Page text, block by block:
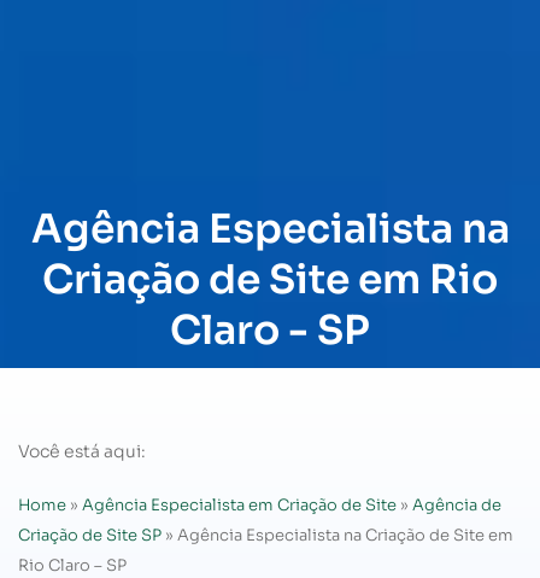
Agência Especialista na
Criação de Site em Rio
Claro - SP
Você está aqui:
Home » Agência Especialista em Criação de Site » Agência de
Criação de Site SP » Agência Especialista na Criação de Site em
Rio Claro – SP